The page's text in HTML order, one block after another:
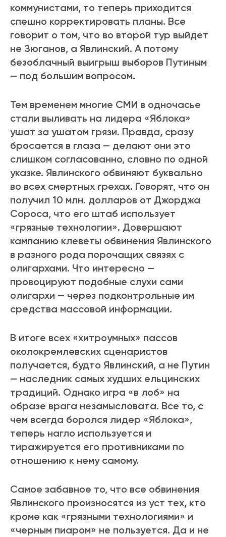
коммунистами, то теперь приходится
спешно корректировать планы. Все
говорит о том, что во второй тур выйдет
не Зюганов, а Явлинский. А потому
безоблачный выигрыш выборов Путиным
— под большим вопросом.
Тем временем многие СМИ в одночасье
стали выливать на лидера «Яблока»
ушат за ушатом грязи. Правда, сразу
бросается в глаза — делают они это
слишком согласованно, словно по одной
указке. Явлинского обвиняют буквально
во всех смертных грехах. Говорят, что он
получил 10 млн. долларов от Джорджа
Сороса, что его штаб использует
«грязные технологии». Довершают
кампанию клеветы обвинения Явлинского
в разного рода порочащих связях с
олигархами. Что интересно —
провоцируют подобные слухи сами
олигархи — через подконтрольные им
средства массовой информации.
В итоге всех «хитроумных» пассов
околокремлевских сценаристов
получается, будто Явлинский, а не Путин
— наследник самых худших ельцинских
традиций. Однако игра «в лоб» на
образе врага незамысловата. Все то, с
чем всегда боролся лидер «Яблока»,
теперь нагло используется и
тиражируется его противниками по
отношению к нему самому.
Самое забавное то, что все обвинения
Явлинского произносятся из уст тех, кто
кроме как «грязными технологиями» и
«черным пиаром» не пользуется. Да и не